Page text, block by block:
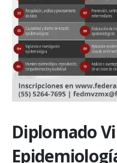
Diplomado